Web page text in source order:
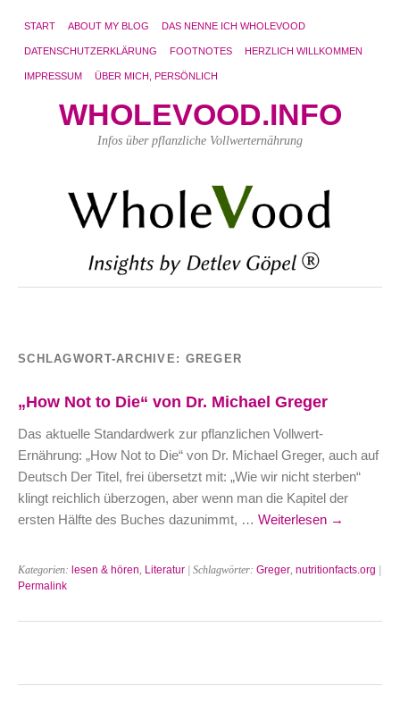
START ABOUT MY BLOG DAS NENNE ICH WHOLEVOOD
DATENSCHUTZERKLÄRUNG FOOTNOTES HERZLICH WILLKOMMEN
IMPRESSUM ÜBER MICH, PERSÖNLICH
WHOLEVOOD.INFO
Infos über pflanzliche Vollwerternährung
SCHLAGWORT-ARCHIVE: GREGER
„How Not to Die“ von Dr. Michael Greger
Das aktuelle Standardwerk zur pflanzlichen Vollwert-
Ernährung: „How Not to Die“ von Dr. Michael Greger, auch auf
Deutsch Der Titel, frei übersetzt mit: „Wie wir nicht sterben“
klingt reichlich überzogen, aber wenn man die Kapitel der
ersten Hälfte des Buches dazunimmt, … Weiterlesen →
Kategorien: lesen & hören, Literatur | Schlagwörter: Greger, nutritionfacts.org
Permalink